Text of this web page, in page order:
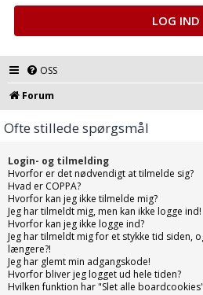
LOG IND
OSS
Forum
Ofte stillede spørgsmål
Login- og tilmelding
Hvorfor er det nødvendigt at tilmelde sig?
Hvad er COPPA?
Hvorfor kan jeg ikke tilmelde mig?
Jeg har tilmeldt mig, men kan ikke logge ind!
Hvorfor kan jeg ikke logge ind?
Jeg har tilmeldt mig for et stykke tid siden,
længere?!
Jeg har glemt min adgangskode!
Hvorfor bliver jeg logget ud hele tiden?
Hvilken funktion har "Slet alle